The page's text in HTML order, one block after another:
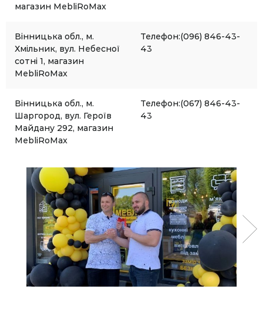
магазин MebliRoMax
Вінницька обл., м.
Хмільник, вул. Небесної
сотні 1, магазин
MebliRoMax
Телефон:(096) 846-43-
43
Вінницька обл., м.
Шаргород, вул. Героїв
Майдану 292, магазин
MebliRoMax
Телефон:(067) 846-43-
43